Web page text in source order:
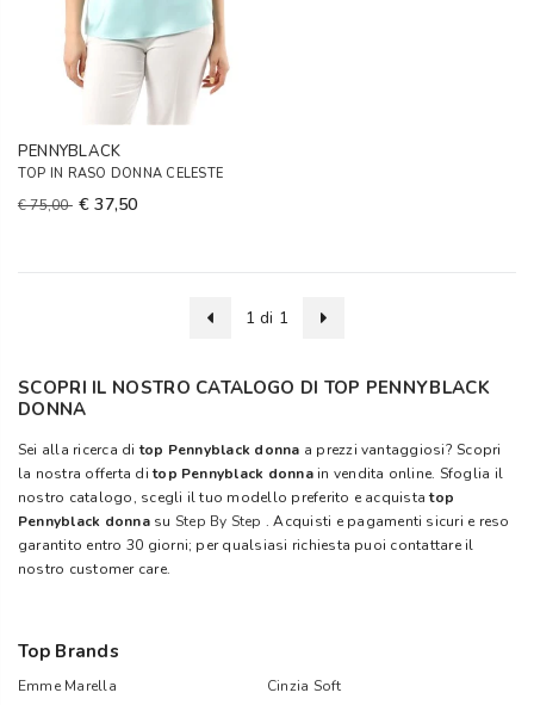
PENNYBLACK
TOP IN RASO DONNA CELESTE
€ 75,00 € 37,50
1 di 1
SCOPRI IL NOSTRO CATALOGO DI TOP PENNYBLACK
DONNA
Sei alla ricerca ditop Pennyblack donna a prezzi vantaggiosi? Scopri
la nostra offerta ditop Pennyblack donna in vendita online. Sfoglia il
nostro catalogo, scegli il tuo modello preferito e acquistatop
Pennyblack donna su Step By Step . Acquisti e pagamenti sicuri e reso
garantito entro 30 giorni; per qualsiasi richiesta puoi contattare il
nostro customer care.
Top Brands
Emme Marella
Cinzia Soft